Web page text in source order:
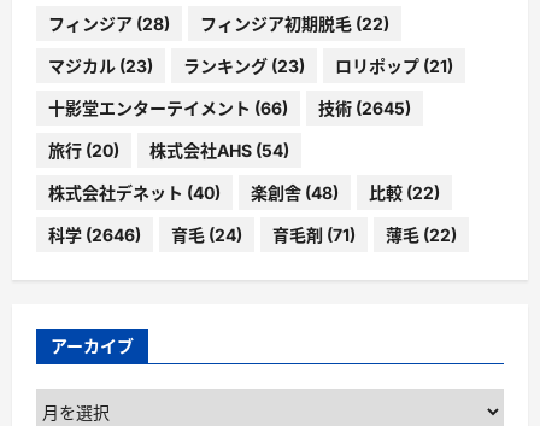
フィンジア (28) フィンジア初期脱毛 (22)
マジカル (23) ランキング (23) ロリポップ (21)
十影堂エンターテイメント (66) 技術 (2645)
旅行 (20) 株式会社AHS (54)
株式会社デネット (40) 楽創舎 (48) 比較 (22)
科学 (2646) 育毛 (24) 育毛剤 (71) 薄毛 (22)
アーカイブ
ア